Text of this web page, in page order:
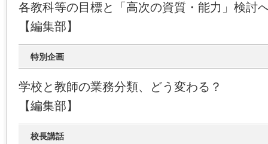
各教科等の目標と「高次の資質・能力」検討
【編集部】
特別企画
学校と教師の業務分類、どう変わる？
【編集部】
校長講話